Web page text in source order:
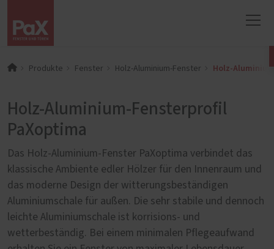
Produkte Fenster Holz-Aluminium-Fenster Holz-
Holz-Aluminium-Fensterprofil
PaXoptima
Das Holz-Aluminium-Fenster PaXoptima verbindet das
klassische Ambiente edler Hölzer für den Innenraum und
das moderne Design der witterungsbeständigen
Aluminiumschale für außen. Die sehr stabile und dennoch
leichte Aluminiumschale ist korrisions- und
wetterbeständig. Bei einem minimalen Pflegeaufwand